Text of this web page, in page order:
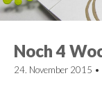
Noch 4
24. November 2015 •